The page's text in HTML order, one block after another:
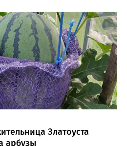
Златоуста
арбузы